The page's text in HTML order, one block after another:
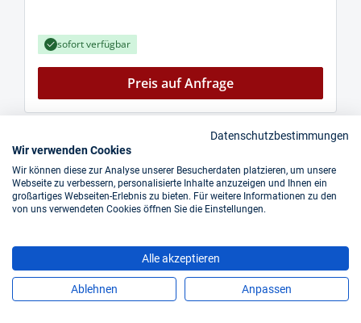
sofort verfügbar
Preis auf Anfrage
Datenschutzbestimmungen
Wir verwenden Cookies
Wir können diese zur Analyse unserer Besucherdaten platzieren, um unsere
Webseite zu verbessern, personalisierte Inhalte anzuzeigen und Ihnen ein
großartiges Webseiten-Erlebnis zu bieten. Für weitere Informationen zu den
von uns verwendeten Cookies öffnen Sie die Einstellungen.
Alle akzeptieren
Ablehnen Anpassen